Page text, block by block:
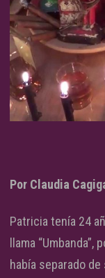
Por Claudia
Patricia tenía 24
llama
había separado